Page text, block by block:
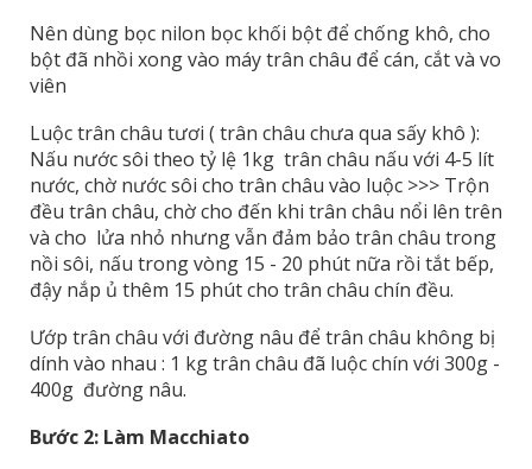
Nên dùng bọc nilon bọc khối bột để chống khô, cho
bột đã nhồi xong vào máy trân châu để cán, cắt và vo
viên
Luộc trân châu tươi ( trân châu chưa qua sấy khô ):
Nấu nước sôi theo tỷ lệ 1kg trân châu nấu với 4-5 lít
nước, chờ nước sôi cho trân châu vào luộc >>> Trộn
đều trân châu, chờ cho đến khi trân châu nổi lên trên
và cho lửa nhỏ nhưng vẫn đảm bảo trân châu trong
nồi sôi, nấu trong vòng 15 - 20 phút nữa rồi tắt bếp,
đậy nắp ủ thêm 15 phút cho trân châu chín đều.
Ướp trân châu với đường nâu để trân châu không bị
dính vào nhau : 1 kg trân châu đã luộc chín với 300g -
400g đường nâu.
Bước 2: Làm Macchiato